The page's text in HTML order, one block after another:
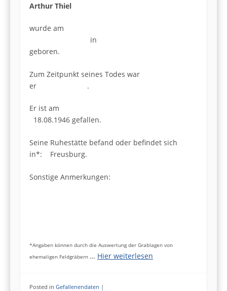
Arthur Thiel
wurde am
in
geboren.
Zum Zeitpunkt seines Todes war
er .
Er ist am
18.08.1946 gefallen.
Seine Ruhestätte befand oder befindet sich
in*: Freusburg.
Sonstige Anmerkungen:
*Angaben können durch die Auswertung der Grablagen von
ehemaligen Feldgräbern … Hier weiterlesen
Posted in Gefallenendaten |